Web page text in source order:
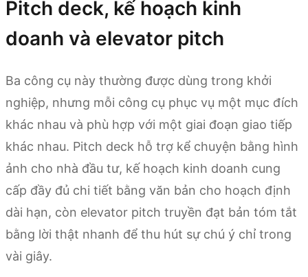
Pitch deck, kế hoạch kinh
doanh và elevator pitch
Ba công cụ này thường được dùng trong khởi
nghiệp, nhưng mỗi công cụ phục vụ một mục đích
khác nhau và phù hợp với một giai đoạn giao tiếp
khác nhau. Pitch deck hỗ trợ kể chuyện bằng hình
ảnh cho nhà đầu tư, kế hoạch kinh doanh cung
cấp đầy đủ chi tiết bằng văn bản cho hoạch định
dài hạn, còn elevator pitch truyền đạt bản tóm tắt
bằng lời thật nhanh để thu hút sự chú ý chỉ trong
vài giây.